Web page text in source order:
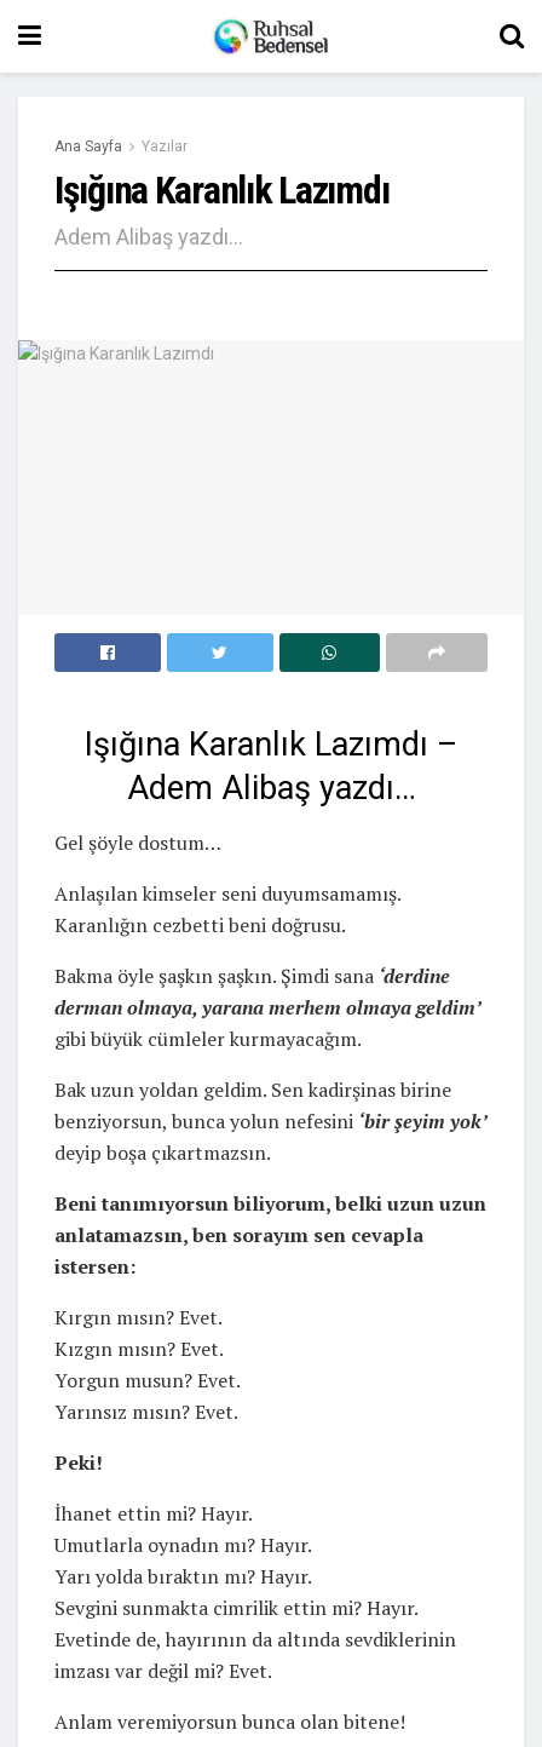
Ana Sayfa Yazılar
Işığına Karanlık Lazımdı
Adem Alibaş yazdı…
Işığına Karanlık Lazımdı –
Adem Alibaş yazdı…
Gel şöyle dostum…
Anlaşılan kimseler seni duyumsamamış.
Karanlığın cezbetti beni doğrusu.
Bakma öyle şaşkın şaşkın. Şimdi sana ‘derdine
derman olmaya, yarana merhem olmaya geldim’
gibi büyük cümleler kurmayacağım.
Bak uzun yoldan geldim. Sen kadirşinas birine
benziyorsun, bunca yolun nefesini ‘bir şeyim yok’
deyip boşa çıkartmazsın.
Beni tanımıyorsun biliyorum, belki uzun uzun
anlatamazsın, ben sorayım sen cevapla
istersen:
Kırgın mısın? Evet.
Kızgın mısın? Evet.
Yorgun musun? Evet.
Yarınsız mısın? Evet.
Peki!
İhanet ettin mi? Hayır.
Umutlarla oynadın mı? Hayır.
Yarı yolda bıraktın mı? Hayır.
Sevgini sunmakta cimrilik ettin mi? Hayır.
Evetinde de, hayırının da altında sevdiklerinin
imzası var değil mi? Evet.
Anlam veremiyorsun bunca olan bitene!